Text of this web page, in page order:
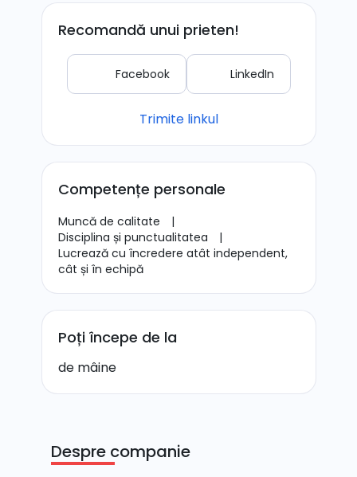
Recomandă unui prieten!
Facebook LinkedIn
Trimite linkul
Competențe personale
Muncă de calitate
|
Disciplina și punctualitatea
|
Lucrează cu încredere atât independent,
cât și în echipă
Poți începe de la
de mâine
Despre companie